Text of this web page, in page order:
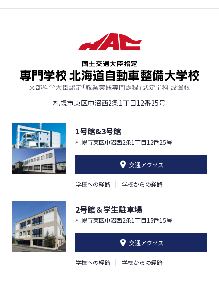
札幌市東区中沼西2条1丁目12番25号
1号館&3号館
札幌市東区中沼西2条1丁目12番25号
交通アクセス
学校への経路 学校からの経路
2号館＆学生駐車場
札幌市東区中沼西2条1丁目15番15号
交通アクセス
学校への経路 学校からの経路